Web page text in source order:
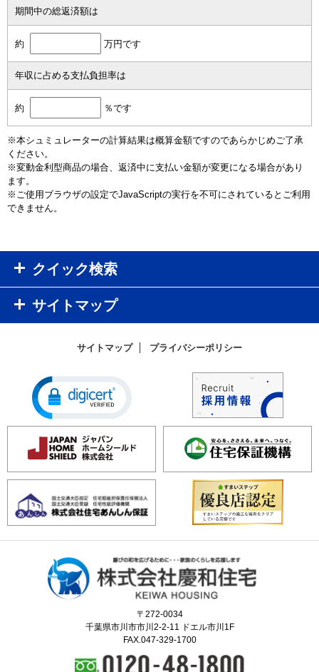
期間中の総返済額は
約 万円です
年収に占める支払負担率は
約 ％です
※本シュミュレーターの計算結果は概算金額ですのであらかじめご了承
ください。
※変動金利型商品の場合、返済中に支払い金額が変更になる場合があり
ます。
※ご使用ブラウザの設定でJavaScriptの実行を不可にされているとご利用
できません。
クイック検索
サイトマップ
サイトマップ プライバシーポリシー
〒272-0034
千葉県市川市市川2-2-11 ドエル市川1F
FAX.047-329-1700